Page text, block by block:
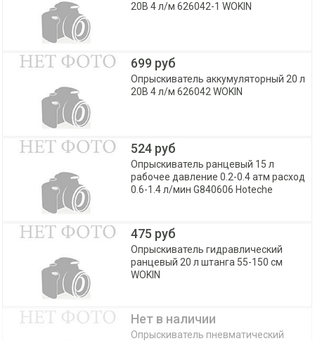
20В 4 л/м 626042-1 WOKIN
699 руб
Опрыскиватель аккумуляторный 20 л
20В 4 л/м 626042 WOKIN
524 руб
Опрыскиватель ранцевый 15 л
рабочее давление 0.2-0.4 атм расход
0.6-1.4 л/мин G840606 Hoteche
475 руб
Опрыскиватель гидравлический
ранцевый 20 л штанга 55-150 см
WOKIN
Нет в наличии
Опрыскиватель пневматический